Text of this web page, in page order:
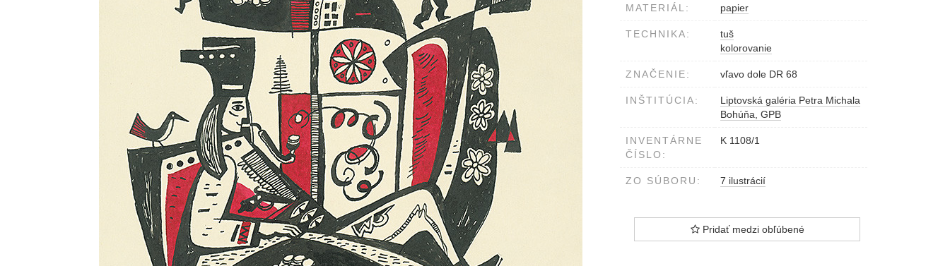
MATERIÁL: papier
TECHNIKA:
tuš
kolorovanie
ZNAČENIE: vľavo dole DR 68
INŠTITÚCIA:
Liptovská galéria Petra Michala
Bohúňa, GPB
INVENTÁRNE
ČÍSLO:
K 1108/1
ZO SÚBORU: 7 ilustrácií
Pridať medzi obľúbené